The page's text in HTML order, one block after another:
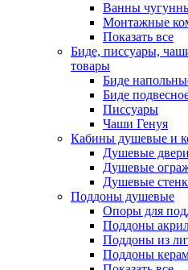
Ванны
Монтажные
Показать все
Биде, писсуары,
товары
Биде
Биде
Писсуары
Чаши Генуя
Кабины душевые и
Душевые двери
Душевые
Душевые
Поддоны душевые
Опоры для
Поддоны
Поддоны из
Поддоны